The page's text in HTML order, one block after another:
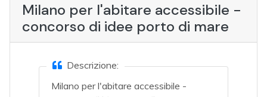
Milano per l'abitare accessibile -
concorso di idee porto di mare
Descrizione:
Milano per l'abitare accessibile -